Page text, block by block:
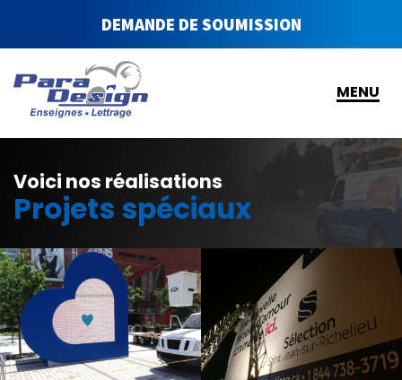
DEMANDE DE SOUMISSION
MENU
Voici nos réalisations
Projets spéciaux